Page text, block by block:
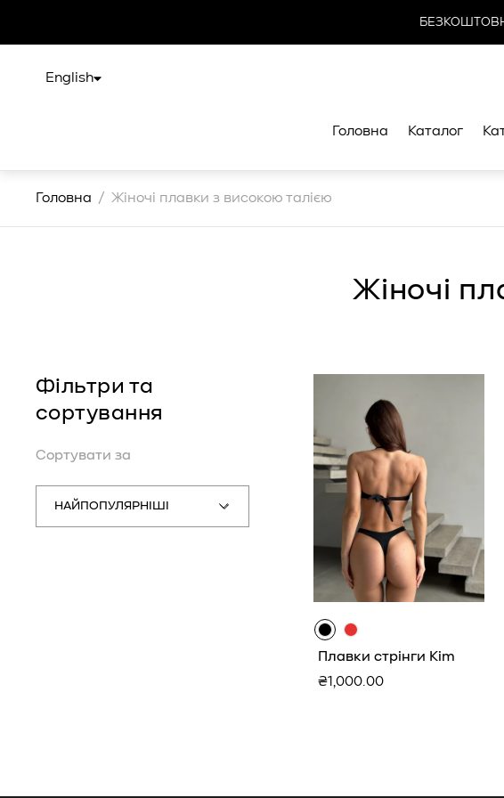
English
Головна Каталог
Головна / Жіночі плавки з високою талією
Жіночі
Фільтри та
сортування
Сортувати за
Плавки стрінги Kim
Звичайна
₴1,000.00